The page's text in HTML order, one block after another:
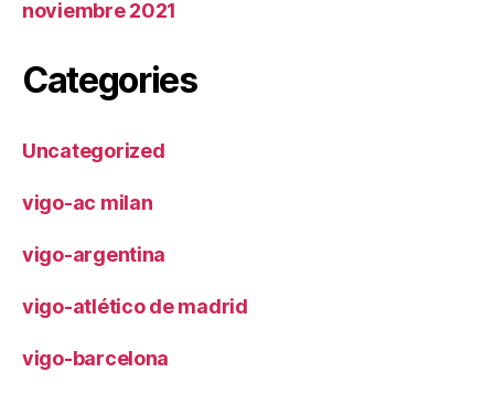
noviembre 2021
Categories
Uncategorized
vigo-ac milan
vigo-argentina
vigo-atlético de madrid
vigo-barcelona